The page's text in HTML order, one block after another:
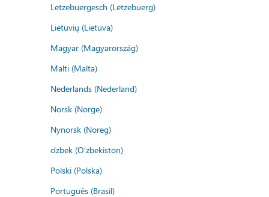
Lëtzebuergesch (Lëtzebuerg)
Lietuvių (Lietuva)
Magyar (Magyarország)
Malti (Malta)
Nederlands (Nederland)
Norsk (Norge)
Nynorsk (Noreg)
o'zbek (O'zbekiston)
Polski (Polska)
Português (Brasil)